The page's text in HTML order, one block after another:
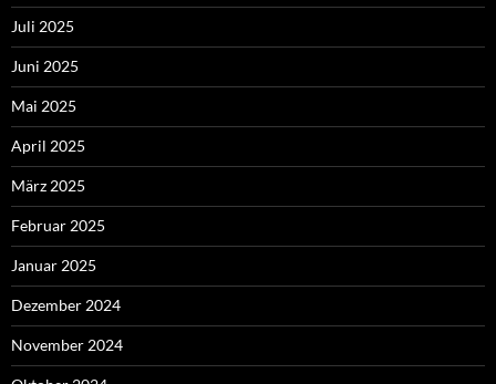
Juli 2025
Juni 2025
Mai 2025
April 2025
März 2025
Februar 2025
Januar 2025
Dezember 2024
November 2024